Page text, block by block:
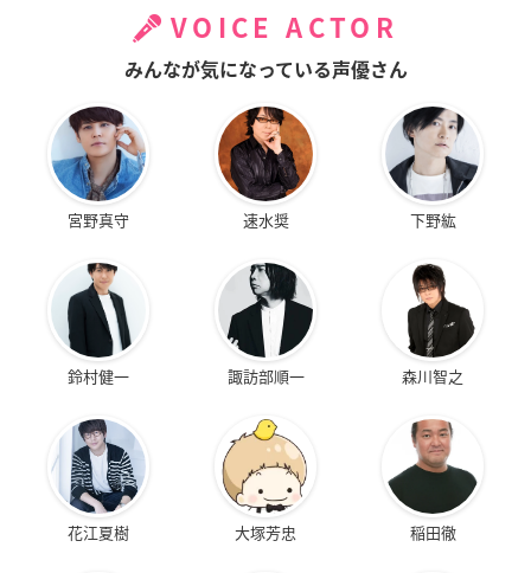
VOICE ACTOR
みんなが気になっている声優さん
宮野真守 速水奨 下野紘
鈴村健一 諏訪部順一 森川智之
花江夏樹 大塚芳忠 稲田徹